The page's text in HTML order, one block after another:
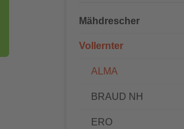
Mähdrescher
Vollernter
ALMA
BRAUD NH
ERO